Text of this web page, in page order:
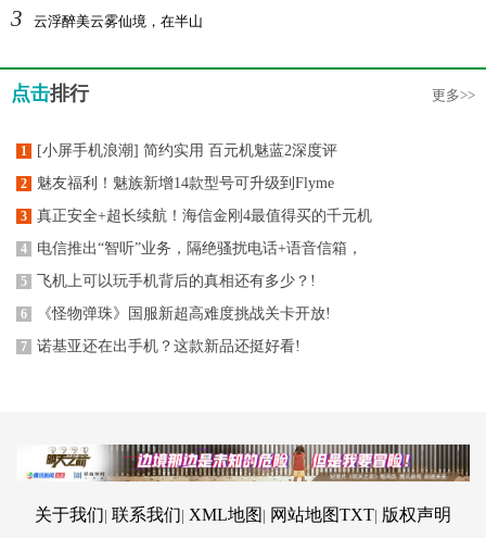
3 云浮醉美云雾仙境，在半山
点击排行 更多>>
1 [小屏手机浪潮] 简约实用 百元机魅蓝2深度评
2 魅友福利！魅族新增14款型号可升级到Flyme
3 真正安全+超长续航！海信金刚4最值得买的千元机
4 电信推出“智听”业务，隔绝骚扰电话+语音信箱，
5 飞机上可以玩手机背后的真相还有多少？!
6 《怪物弹珠》国服新超高难度挑战关卡开放!
7 诺基亚还在出手机？这款新品还挺好看!
关于我们 联系我们 XML地图 网站地图TXT 版权声明